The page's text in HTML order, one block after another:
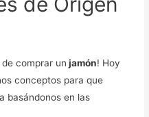
de comprar un jamón! Hoy
conceptos para que
basándonos en las